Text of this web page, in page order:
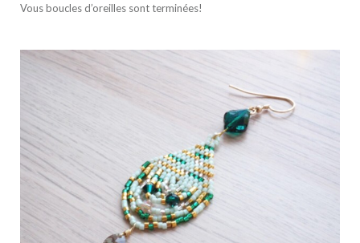
Vous boucles d’oreilles sont terminées!